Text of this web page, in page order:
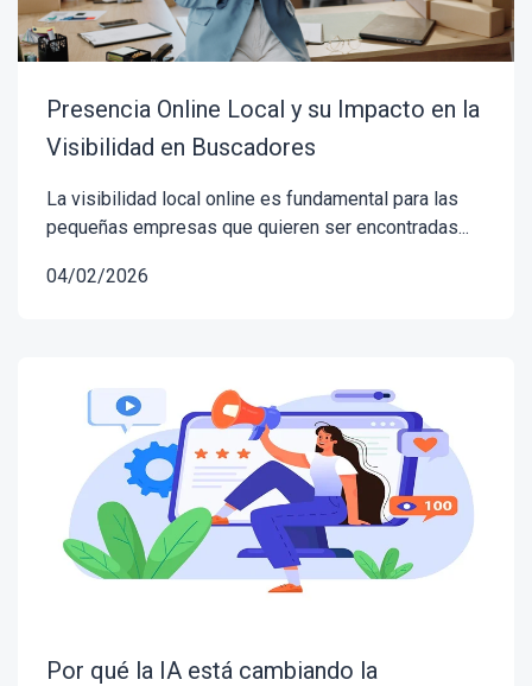
Presencia Online Local y su Impacto en la
Visibilidad en Buscadores
La visibilidad local online es fundamental para las
pequeñas empresas que quieren ser encontradas...
04/02/2026
Por qué la IA está cambiando la